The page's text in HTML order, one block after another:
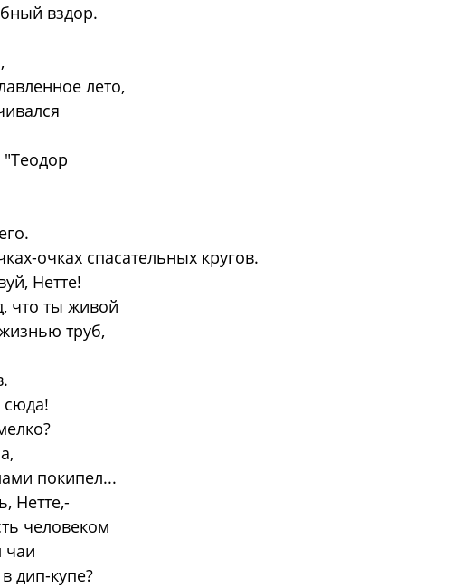
вздор.
лето,
очках спасательных кругов.
Нетте!
что ты живой
труб,
покипел...
Нетте,-
человеком
чаи
дип-купе?